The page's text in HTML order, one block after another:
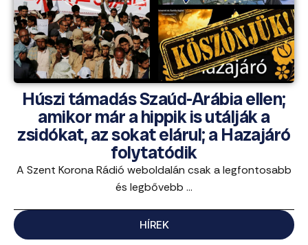
Húszi támadás Szaúd-Arábia ellen;
amikor már a hippik is utálják a
zsidókat, az sokat elárul; a Hazajáró
folytatódik
A Szent Korona Rádió weboldalán csak a legfontosabb
és legbővebb ...
HÍREK